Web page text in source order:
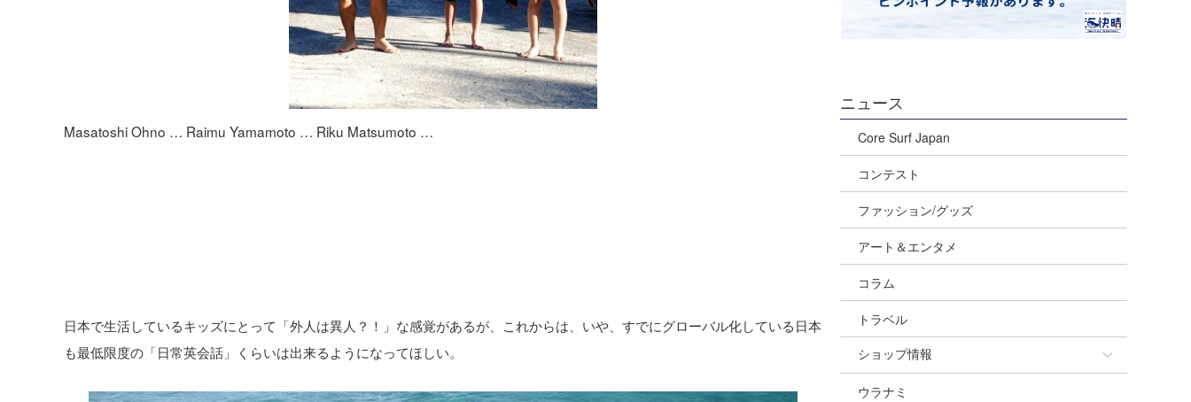
Masatoshi Ohno … Raimu Yamamoto … Riku Matsumoto …
日本で生活しているキッズにとって「外人は異人？！」な感覚があるが、これからは、いや、すでにグローバル化している日本
も最低限度の「日常英会話」くらいは出来るようになってほしい。
ニュース
Core Surf Japan
コンテスト
ファッション/グッズ
アート＆エンタメ
コラム
トラベル
ショップ情報
ショップ情報
ウラナミ